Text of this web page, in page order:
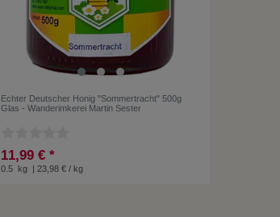
Echter Deutscher Honig "Sommertracht" 500g
Glas - Wanderimkerei Martin Sester
11,99 € *
0.5 kg | 23,98 € / kg